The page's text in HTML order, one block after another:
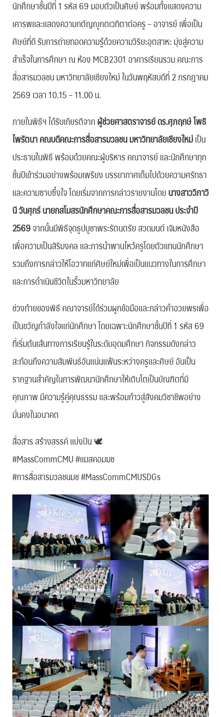
นักศึกษาชั้นปีที่ 1 รหัส 69 มอบตัวเป็นศิษย์ พร้อมทั้งแสดงความ
เคารพและแสดงความกตัญญูกตเวทิตาต่อครู – อาจารย์ เพื่อเป็น
ศิษย์ที่ดี รับการถ่ายทอดความรู้ด้วยความวิริยะอุตสาหะ มุ่งสู่ความ
สำเร็จในการศึกษา ณ ห้อง MCB2301 อาคารเรียนรวม คณะการ
สื่อสารมวลชน มหาวิทยาลัยเชียงใหม่ ในวันพฤหัสบดีที่ 2 กรกฎาคม
2569 เวลา 10.15 – 11.00 น.
ภายในพิธีฯ ได้รับเกียรติจากผู้ช่วยศาสตราจารย์ ดร.ศุภฤกษ์ โพธิ
ไพรัตนา คณบดีคณะการสื่อสารมวลชน มหาวิทยาลัยเชียงใหม่เป็น
ประธานในพิธี พร้อมด้วยคณะผู้บริหาร คณาจารย์ และนักศึกษาทุก
ชั้นปีเข้าร่วมอย่างพร้อมเพรียง บรรยากาศเต็มไปด้วยความศรัทธา
และความซาบซึ้งใจ โดยเริ่มจากการกล่าวรายงานโดยนางสาววิภาวิ
นี วันศุกร์ นายกสโมสรนักศึกษาคณะการสื่อสารมวลชน ประจำปี
2569จากนั้นมีพิธีจุดธูปบูชาพระรัตนตรัย สวดมนต์ เจิมหนังสือ
เพื่อความเป็นสิริมงคล และการนำพานไหว้ครูโดยตัวแทนนักศึกษา
รวมถึงการกล่าวให้โอวาทแก่ศิษย์ใหม่เพื่อเป็นแนวทางในการศึกษา
และการดำเนินชีวิตในรั้วมหาวิทยาลัย
ช่วงท้ายของพิธี คณาจารย์ได้ร่วมผูกข้อมือและกล่าวคำอวยพรเพื่อ
เป็นขวัญกำลังใจแก่นักศึกษา โดยเฉพาะนักศึกษาชั้นปีที่ 1 รหัส 69
ที่เริ่มต้นเส้นทางการเรียนรู้ในระดับอุดมศึกษา กิจกรรมดังกล่าว
สะท้อนถึงความสัมพันธ์อันแน่นแฟ้นระหว่างครูและศิษย์ อันเป็น
รากฐานสำคัญในการพัฒนานักศึกษาให้เติบโตเป็นบัณฑิตที่มี
คุณภาพ มีความรู้คู่คุณธรรม และพร้อมก้าวสู่สังคมวิชาชีพอย่าง
มั่นคงในอนาคต
สื่อสาร สร้างสรรค์ แบ่งปัน 🕊
#MassCommCMU #แมสคอมมช
#การสื่อสารมวลชนมช #MassCommCMUSDGs